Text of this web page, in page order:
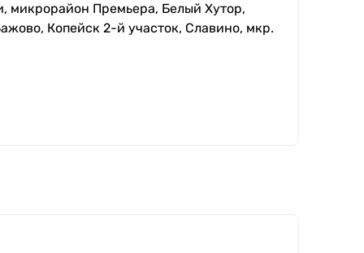
Премьера, Белый Хутор,
Копейск 2-й участок, Славино, мкр.